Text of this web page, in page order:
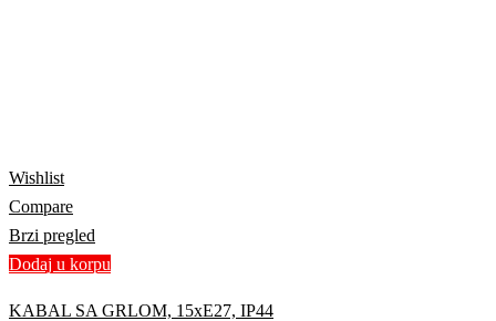
Wishlist
Compare
Brzi pregled
Dodaj u korpu
KABAL SA GRLOM, 15xE27, IP44